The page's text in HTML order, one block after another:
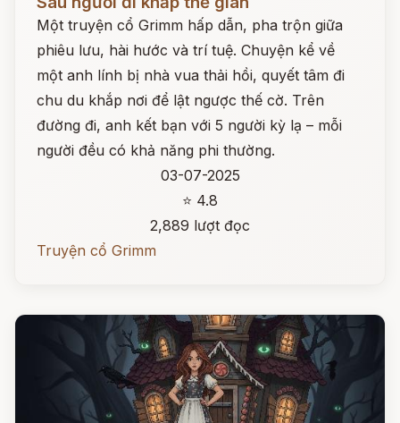
Một truyện cổ Grimm hấp dẫn, pha trộn giữa
phiêu lưu, hài hước và trí tuệ. Chuyện kể về
một anh lính bị nhà vua thải hồi, quyết tâm đi
chu du khắp nơi để lật ngược thế cờ. Trên
đường đi, anh kết bạn với 5 người kỳ lạ – mỗi
người đều có khả năng phi thường.
03-07-2025
⭐ 4.8
2,889 lượt đọc
Truyện cổ Grimm